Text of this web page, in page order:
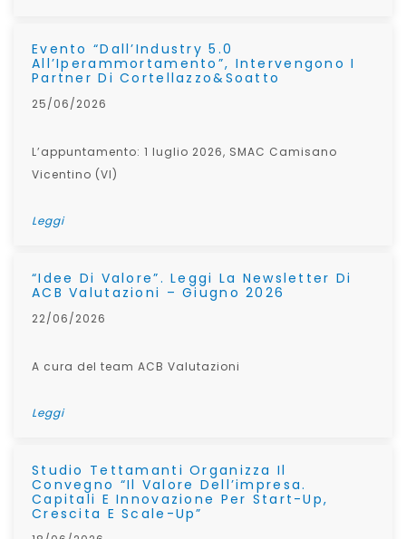
Evento “Dall’Industry 5.0
All’Iperammortamento”, Intervengono I
Partner Di Cortellazzo&Soatto
25/06/2026
L’appuntamento: 1 luglio 2026, SMAC Camisano
Vicentino (VI)
Leggi
“Idee Di Valore”. Leggi La Newsletter Di
ACB Valutazioni – Giugno 2026
22/06/2026
A cura del team ACB Valutazioni
Leggi
Studio Tettamanti Organizza Il
Convegno “Il Valore Dell’impresa.
Capitali E Innovazione Per Start-Up,
Crescita E Scale-Up”